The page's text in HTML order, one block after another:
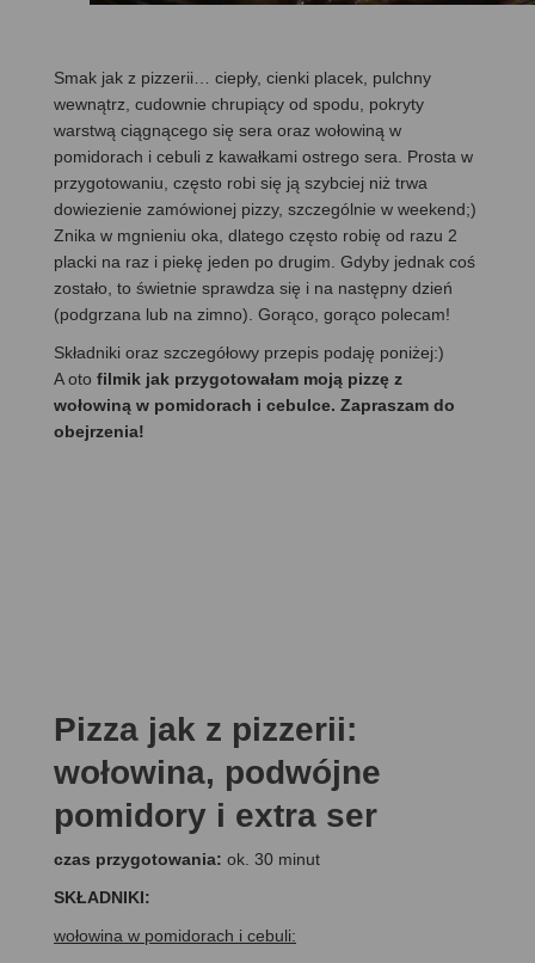
Smak jak z pizzerii… ciepły, cienki placek, pulchny
wewnątrz, cudownie chrupiący od spodu, pokryty
warstwą ciągnącego się sera oraz wołowiną w
pomidorach i cebuli z kawałkami ostrego sera. Prosta w
przygotowaniu, często robi się ją szybciej niż trwa
dowiezienie zamówionej pizzy, szczególnie w weekend;)
Znika w mgnieniu oka, dlatego często robię od razu 2
placki na raz i piekę jeden po drugim. Gdyby jednak coś
zostało, to świetnie sprawdza się i na następny dzień
(podgrzana lub na zimno). Gorąco, gorąco polecam!
Składniki oraz szczegółowy przepis podaję poniżej:)
A oto filmik jak przygotowałam moją pizzę z
wołowiną w pomidorach i cebulce. Zapraszam do
obejrzenia!
Pizza jak z pizzerii:
wołowina, podwójne
pomidory i extra ser
czas przygotowania: ok. 30 minut
SKŁADNIKI:
wołowina w pomidorach i cebuli: